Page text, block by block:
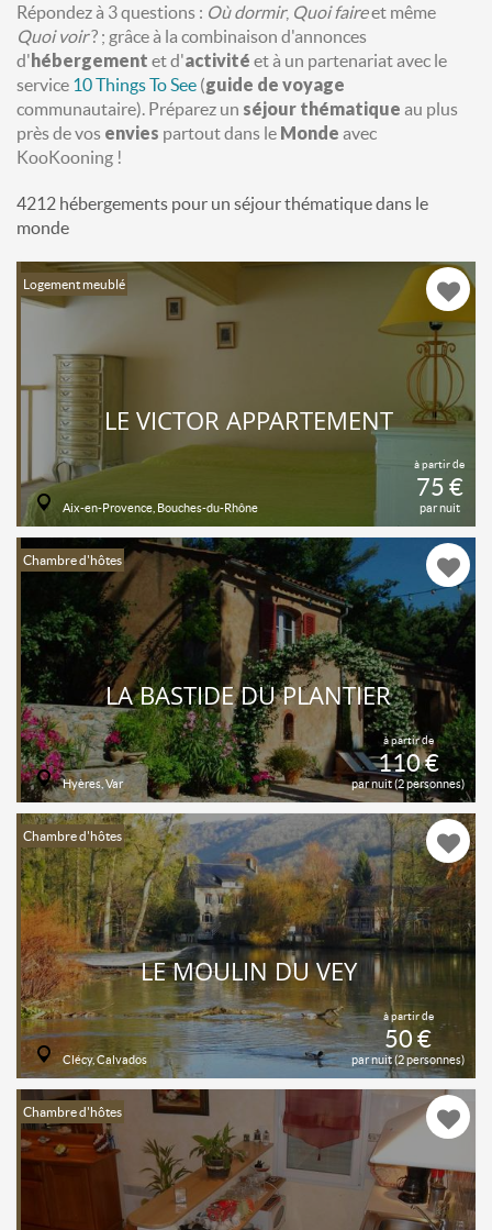
Répondez à 3 questions : Où dormir, Quoi faireet même
Quoi voir? ; grâce à la combinaison d'annonces
d'hébergement et d'activité et à un partenariat avec le
service 10 Things To See (guide de voyage
communautaire). Préparez un séjour thématique au plus
près de vos envies partout dans le Monde avec
KooKooning !
4212 hébergements pour un séjour thématique dans le
monde
Logement meublé
à partir de
75 €
par nuit
LE VICTOR APPARTEMENT
Aix-en-Provence, Bouches-du-Rhône
Chambre d'hôtes
à partir de
110 €
par nuit (2 personnes)
LA BASTIDE DU PLANTIER
Hyères, Var
Chambre d'hôtes
à partir de
50 €
par nuit (2 personnes)
LE MOULIN DU VEY
Clécy, Calvados
Chambre d'hôtes